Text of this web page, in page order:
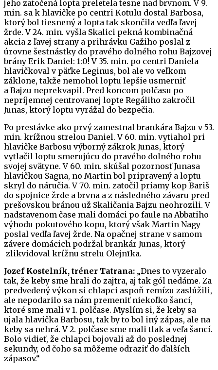
jeho zatočená lopta preletela tesne nad brvnom. V 9.
min. sa k hlavičke po centri Kotulu dostal Barbosa,
ktorý bol tiesnený a lopta tak skončila vedľa ľavej
žrde. V 24. min. vyšla Skalici pekná kombinačná
akcia z ľavej strany a prihrávku Gažiho poslal z
úrovne šestnástky do pravého dolného rohu Bajzovej
brány Erik Daniel: 1:0! V 35. min. po centri Daniela
hlavičkoval v päťke Leginus, bol ale vo veľkom
záklone, takže nemohol loptu lepšie usmerniť
a Bajzu neprekvapil. Pred koncom polčasu po
nepríjemnej centrovanej lopte Regáliho zakročil
Junas, ktorý loptu vyrážal do bezpečia.
Po prestávke ako prvý zamestnal brankára Bajzu v 53.
min. krížnou strelou Daniel. V 60. min. vytiahol pri
hlavičke Barbosu výborný zákrok Junas, ktorý
vytlačil loptu smerujúcu do pravého dolného rohu
svojej svätyne. V 60. min. skúšal pozornosť Junasa
hlavičkou Sagna, no Martin bol pripravený a loptu
skryl do náručia. V 70. min. zatočil priamy kop Bariš
do spojnice žrde a brvna a z následného závaru pred
prešovskou bránou už Skaličania Bajzu neohrozili. V
nadstavenom čase mali domáci po faule na Abbatiho
výhodu pokutového kopu, ktorý však Martin Nagy
poslal vedľa ľavej žrde. Na opačnej strane v samom
závere domácich podržal brankár Junas, ktorý
zlikvidoval krížnu strelu Olejnīka.
Jozef Kostelník, tréner Tatrana: „Dnes to vyzeralo
tak, že keby sme hrali do zajtra, aj tak gól nedáme. Za
predvedený výkon si chlapci aspoň remízu zaslúžili,
ale nepodarilo sa nám premeniť niekoľko šancí,
ktoré sme mali v 1. polčase. Myslím si, že keby sa
ujala hlavička Barbosu, tak by to bol iný zápas, ale na
keby sa nehrá. V 2. polčase sme mali tlak a veľa šancí.
Bolo vidieť, že chlapci bojovali až do poslednej
sekundy, od čoho sa môžeme odraziť do ďalších
zápasov.“